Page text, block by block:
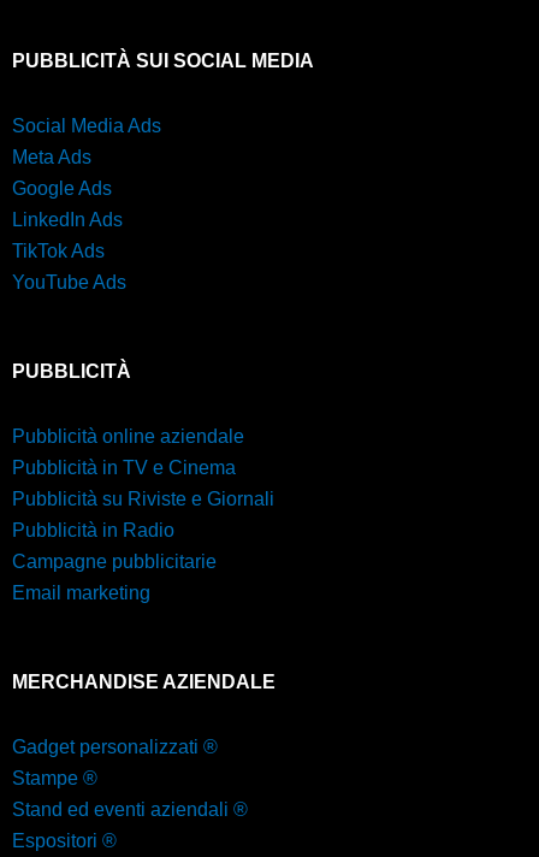
PUBBLICITÀ SUI SOCIAL MEDIA
Social Media Ads
Meta Ads
Google Ads
LinkedIn Ads
TikTok Ads
YouTube Ads
PUBBLICITÀ
Pubblicità online aziendale
Pubblicità in TV e Cinema
Pubblicità su Riviste e Giornali
Pubblicità in Radio
Campagne pubblicitarie
Email marketing
MERCHANDISE AZIENDALE
Gadget personalizzati ®
Stampe ®
Stand ed eventi aziendali ®
Espositori ®